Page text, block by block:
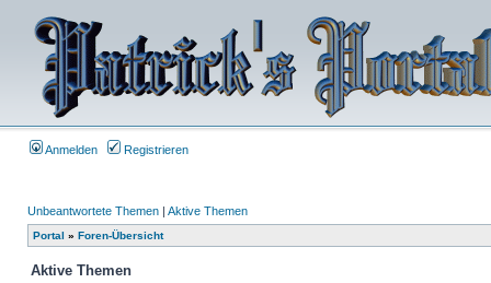
Anmelden Registrieren
Unbeantwortete Themen | Aktive Themen
Portal » Foren-Übersicht
Aktive Themen